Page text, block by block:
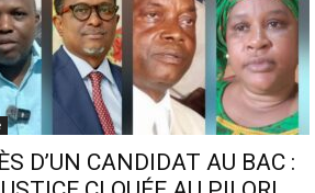
D’UN CANDIDAT AU BAC :